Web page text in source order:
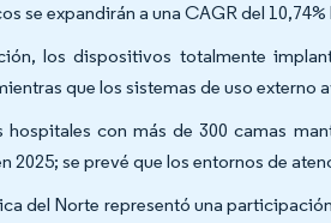
se expandirán a una CAGR del 10,74%
los dispositivos totalmente
que los sistemas de uso externo
hospitales con más de 300 camas
2025; se prevé que los entornos de
del Norte representó una